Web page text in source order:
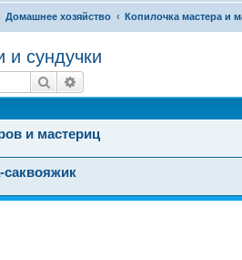
Домашнее хозяйство Копилочка мастера и
и сундучки
Поиск
и мастериц
саквояжик